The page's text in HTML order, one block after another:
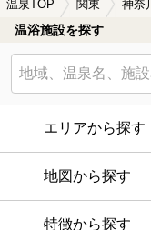
温泉TOP 関東 神奈
温浴施設を探す
エリアから探す
地図から探す
特徴から探す